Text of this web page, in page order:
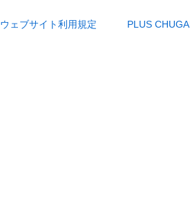
ウェブサイト利用規定 PLUS